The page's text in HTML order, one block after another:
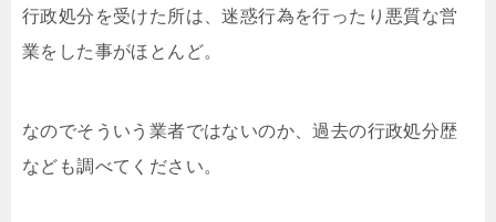
行政処分を受けた所は、迷惑行為を行ったり悪質な営
業をした事がほとんど。
なのでそういう業者ではないのか、過去の行政処分歴
なども調べてください。